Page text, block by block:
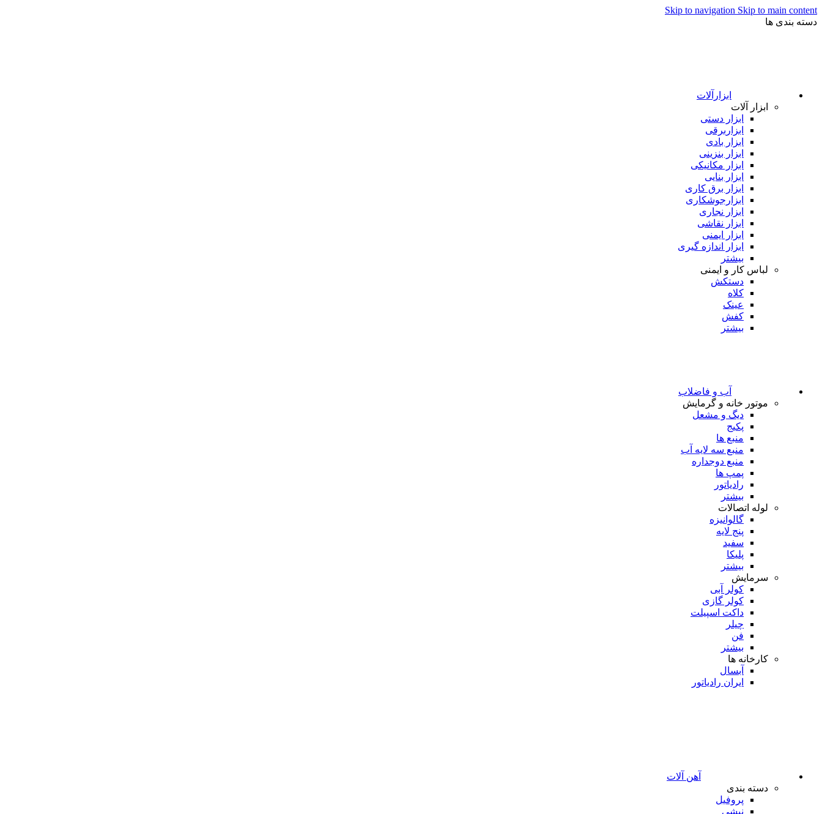
Skip to navigation Skip to main content
دسته بندی ها
ابزارآلات
ابزار آلات
ابزار دستی
ابزاربرقی
ابزار بادی
ابزار بنزینی
ابزار مکانیکی
ابزار بنایی
ابزار برق کاری
ابزارجوشکاری
ابزار نجاری
ابزار نقاشی
ابزار ایمنی
ابزار اندازه گیری
بیشتر
لباس کار و ایمنی
دستکش
کلاه
عینک
کفش
بیشتر
آب و فاضلاب
موتور خانه و گرمایش
دیگ و مشعل
پکیج
منبع ها
منبع سه لایه آب
منبع دوجداره
پمپ ها
رادیاتور
بیشتر
لوله اتصالات
گالوانیزه
پنج لایه
سفید
پلیکا
بیشتر
سرمایش
کولر آبی
کولر گازی
داکت اسپیلت
چیلر
فن
بیشتر
کارخانه ها
آبسال
ایران رادیاتور
آهن آلات
دسته بندی
پروفیل
نبشی